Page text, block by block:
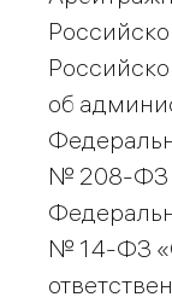
об
№ 208-ФЗ
№ 14-ФЗ